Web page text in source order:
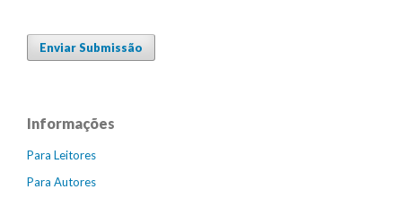
Enviar Submissão
Informações
Para Leitores
Para Autores